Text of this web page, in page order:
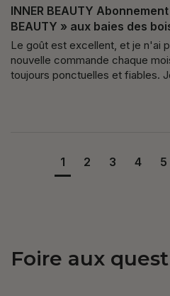
INNER BEAUTY
BEAUTY » aux baies des
Le goût est excellent, et je n'ai
nouvelle commande chaque
toujours ponctuelles et fiables.
1 2 3 4 5
Foire aux